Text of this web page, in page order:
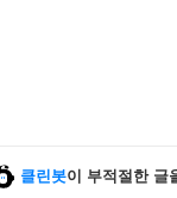
클린봇이 부적절한 글